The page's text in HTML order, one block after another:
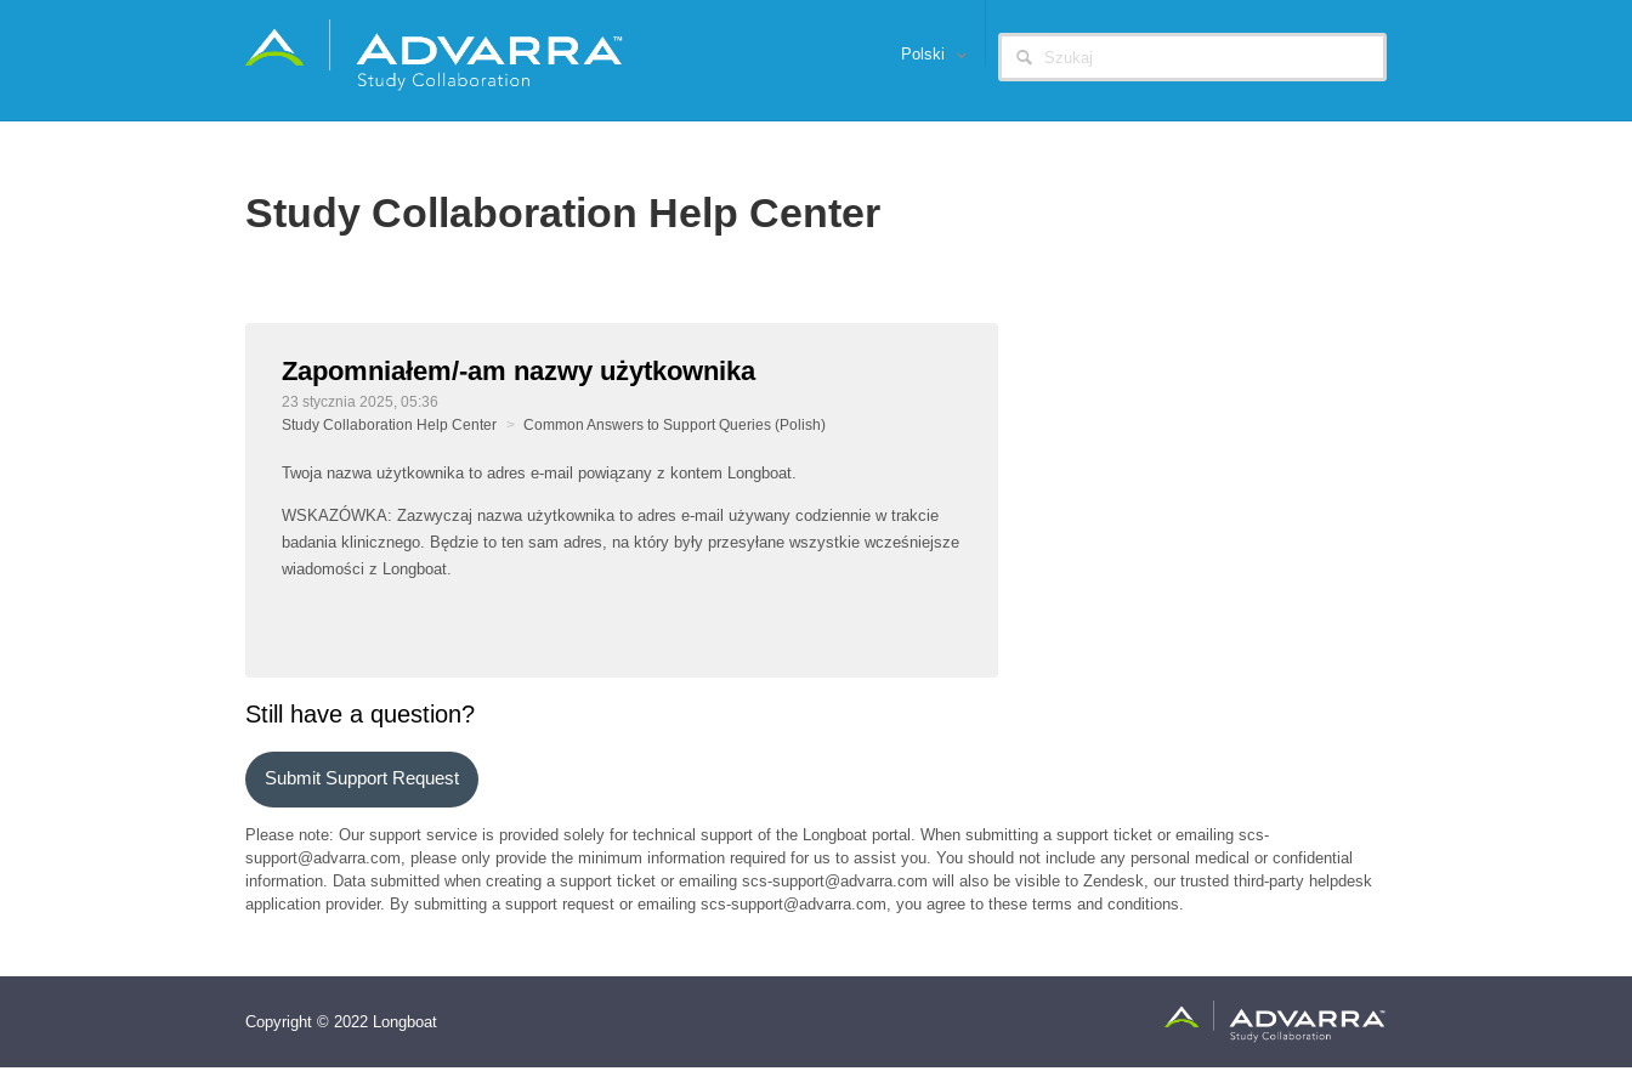
Polski
Study Collaboration Help Center
Zapomniałem/-am nazwy użytkownika
23 stycznia 2025, 05:36
Study Collaboration Help Center
Common Answers to Support Queries (Polish)
Twoja nazwa użytkownika to adres e-mail powiązany z kontem Longboat.
WSKAZÓWKA: Zazwyczaj nazwa użytkownika to adres e-mail używany codziennie w trakcie
badania klinicznego. Będzie to ten sam adres, na który były przesyłane wszystkie wcześniejsze
wiadomości z Longboat.
Still have a question?
Submit Support Request
Please note: Our support service is provided solely for technical support of the Longboat portal. When submitting a support ticket or emailing scs-
support@advarra.com, please only provide the minimum information required for us to assist you. You should not include any personal medical or confidential
information. Data submitted when creating a support ticket or emailing scs-support@advarra.com will also be visible to Zendesk, our trusted third-party helpdesk
application provider. By submitting a support request or emailing scs-support@advarra.com, you agree to these terms and conditions.
Copyright © 2022 Longboat